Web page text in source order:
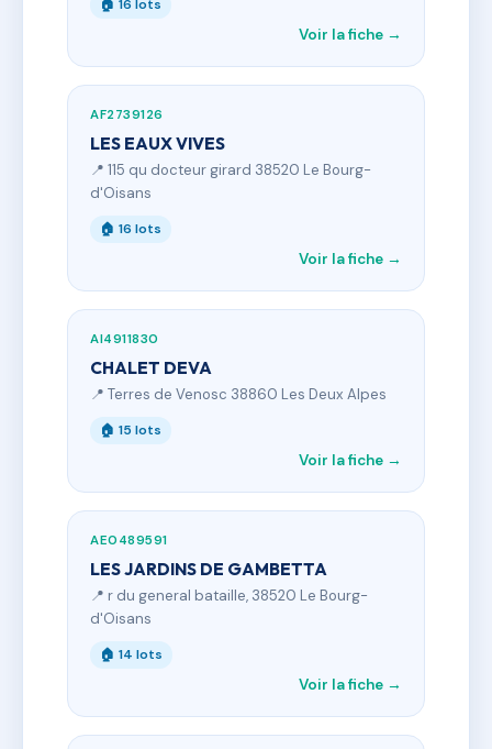
🏠 16 lots
Voir la fiche →
AF2739126
LES EAUX VIVES
📍 115 qu docteur girard 38520 Le Bourg-
d'Oisans
🏠 16 lots
Voir la fiche →
AI4911830
CHALET DEVA
📍 Terres de Venosc 38860 Les Deux Alpes
🏠 15 lots
Voir la fiche →
AE0489591
LES JARDINS DE GAMBETTA
📍 r du general bataille, 38520 Le Bourg-
d'Oisans
🏠 14 lots
Voir la fiche →